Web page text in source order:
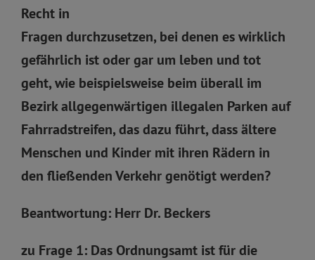
Recht in
Fragen durchzusetzen, bei denen es wirklich
gefährlich ist oder gar um leben und tot
geht, wie beispielsweise beim überall im
Bezirk allgegenwärtigen illegalen Parken auf
Fahrradstreifen, das dazu führt, dass ältere
Menschen und Kinder mit ihren Rädern in
den fließenden Verkehr genötigt werden?
Beantwortung: Herr Dr. Beckers
zu Frage 1: Das Ordnungsamt ist für die